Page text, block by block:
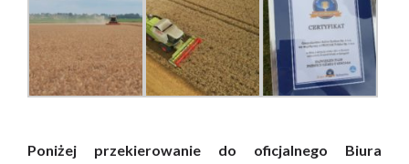
Poniżej przekierowanie do oficjalnego Biura